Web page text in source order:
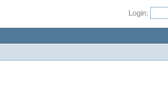
Login: